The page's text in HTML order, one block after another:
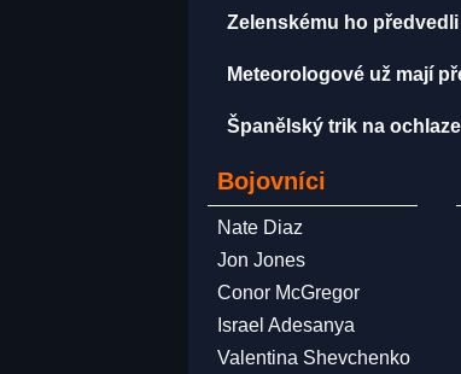
Zelenskému ho
Meteorologové už mají
Španělský trik na
Bojovníci
Nate Diaz
Jon Jones
Conor McGregor
Israel Adesanya
Valentina Shevchenko